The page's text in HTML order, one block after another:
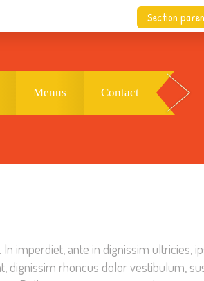
Section
Menus Contact
imperdiet, ante in dignissim ultricies,
dignissim rhoncus dolor vestibulum,